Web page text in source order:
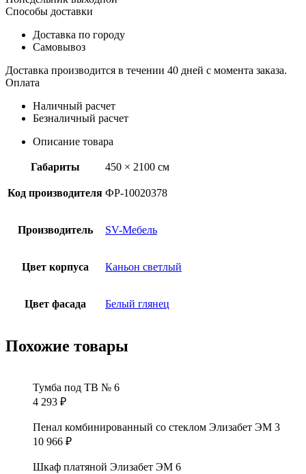
Способы доставки
Доставка по городу
Самовывоз
Доставка производится в течении 40 дней с момента заказа.
Оплата
Наличный расчет
Безналичный расчет
Описание товара
Габариты 450 × 2100 см
Код производителя ФР-10020378
Производитель SV-Мебель
Цвет корпуса Каньон светлый
Цвет фасада Белый глянец
Похожие товары
Тумба под ТВ № 6
4 293 ₽
Пенал комбинированный со стеклом Элизабет ЭМ 3
10 966 ₽
Шкаф платяной Элизабет ЭМ 6